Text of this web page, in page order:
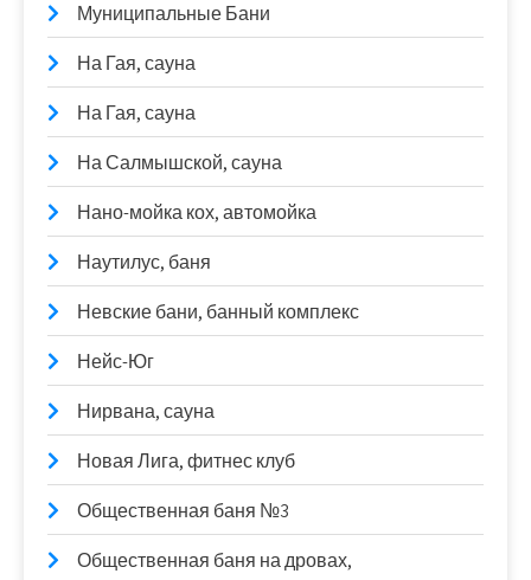
Муниципальные Бани
На Гая, сауна
На Гая, сауна
На Салмышской, сауна
Нано-мойка кох, автомойка
Наутилус, баня
Невские бани, банный комплекс
Нейс-Юг
Нирвана, сауна
Новая Лига, фитнес клуб
Общественная баня №3
Общественная баня на дровах,